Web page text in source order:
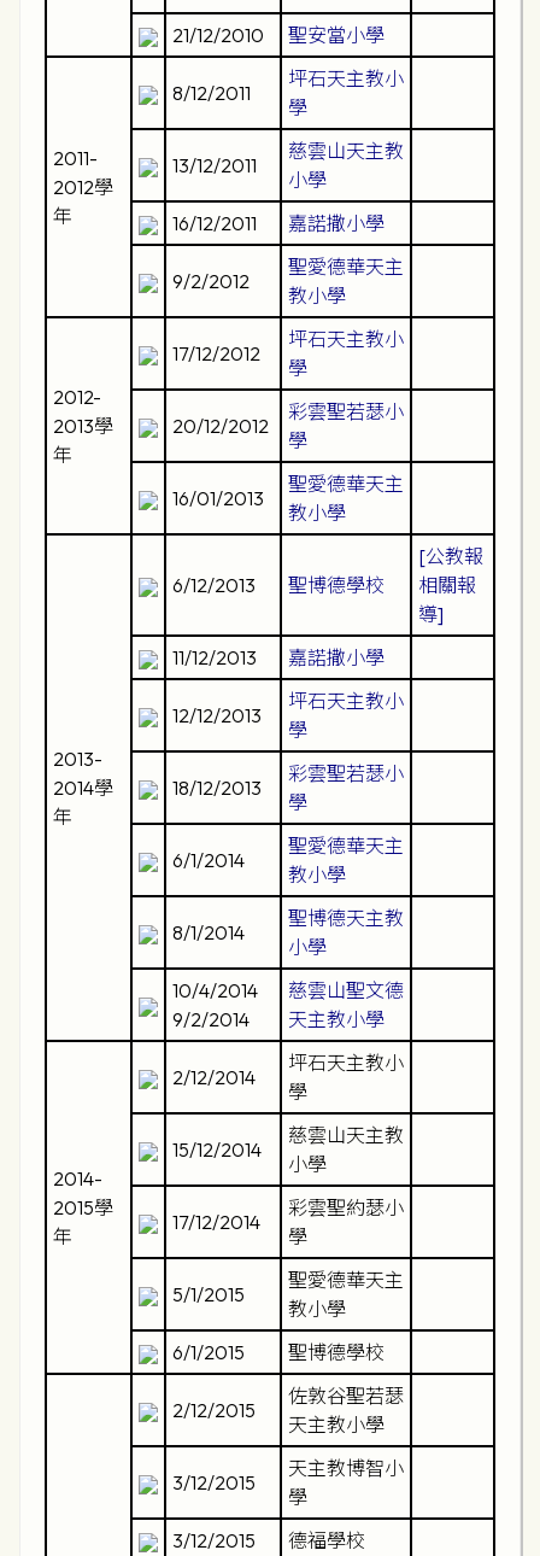
21/12/2010
聖安當小學
2011-
2012學
年
8/12/2011
坪石天主教小
學
13/12/2011
慈雲山天主教
小學
16/12/2011
嘉諾撒小學
9/2/2012
聖愛德華天主
教小學
2012-
2013學
年
17/12/2012
坪石天主教小
學
20/12/2012
彩雲聖若瑟小
學
16/01/2013
聖愛德華天主
教小學
2013-
2014學
年
6/12/2013 聖博德學校
[公教報
相關報
導]
11/12/2013
嘉諾撒小學
12/12/2013
坪石天主教小
學
18/12/2013
彩雲聖若瑟小
學
6/1/2014
聖愛德華天主
教小學
8/1/2014
聖博德天主教
小學
10/4/2014
9/2/2014
慈雲山聖文德
天主教小學
2014-
2015學
年
2/12/2014
坪石天主教小
學
15/12/2014
慈雲山天主教
小學
17/12/2014
彩雲聖約瑟小
學
5/1/2015
聖愛德華天主
教小學
6/1/2015
聖博德學校
2/12/2015
佐敦谷聖若瑟
天主教小學
3/12/2015
天主教博智小
學
3/12/2015
德福學校